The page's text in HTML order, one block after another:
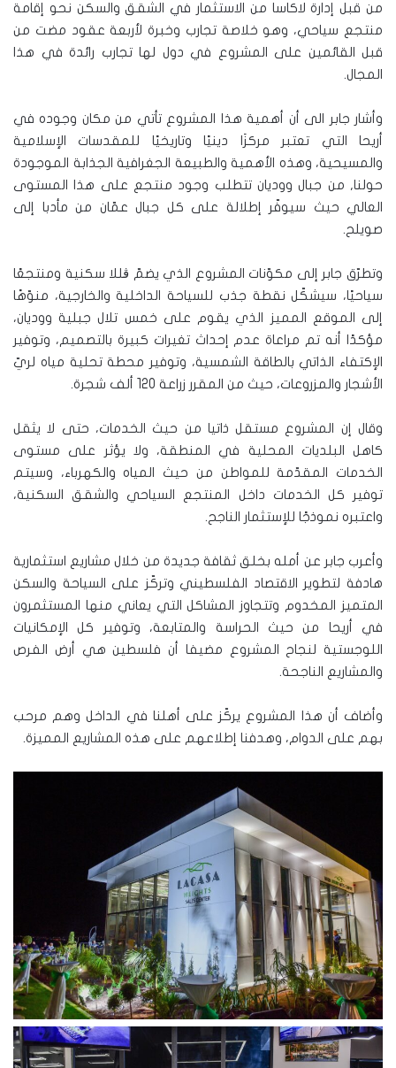
من قبل إدارة لاكاسا من الاستثمار في الشقق والسكن نحو إقامة
منتجع سياحي، وهو خلاصة تجارب وخبرة لأربعة عقود مضت من
قبل القائمين على المشروع في دول لها تجارب رائدة في هذا
المجال.
وأشار جابر الى أن أهمية هذا المشروع تأتي من مكان وجوده في
أريحا التي تعتبر مركزَا دينيًا وتاريخيًا للمقدسات الإسلامية
والمسيحية، وهذه الأهمية والطبيعة الجغرافية الجذابة الموجودة
حولنا, من جبال ووديان تتطلب وجود منتجع على هذا المستوى
العالي حيث سيوفّر إطلالة على كل جبال عمّان من مأدبا إلى
صويلح.
وتطرّق جابر إلى مكوّنات المشروع الذي يضمّ ڤللا سكنية ومنتجعًا
سياحيًا، سيشكّل نقطة جذب للسياحة الداخلية والخارجية، منوّهًا
إلى الموقع المميز الذي يقوم على خمس تلال جبلية ووديان،
مؤكدًا أنه تم مراعاة عدم إحداث تغيرات كبيرة بالتصميم، وتوفير
الإكتفاء الذاتي بالطاقة الشمسية، وتوفير محطة تحلية مياه لريّ
الأشجار والمزروعات، حيث من المقرر زراعة 120 ألف شجرة.
وقال إن المشروع مستقل ذاتيا من حيث الخدمات، حتى لا يثقل
كاهل البلديات المحلية في المنطقة، ولا يؤثر على مستوى
الخدمات المقدّمة للمواطن من حيث المياه والكهرباء، وسيتم
توفير كل الخدمات داخل المنتجع السياحي والشقق السكنية،
واعتبره نموذجًا للإستثمار الناجح.
وأعرب جابر عن أمله بخلق ثقافة جديدة من خلال مشاريع استثمارية
هادفة لتطوير الاقتصاد الفلسطيني وتركّز على السياحة والسكن
المتميز المخدوم وتتجاوز المشاكل التي يعاني منها المستثمرون
في أريحا من حيث الحراسة والمتابعة، وتوفير كل الإمكانيات
اللوجستية لنجاح المشروع مضيفا أن فلسطين هي أرض الفرص
والمشاريع الناجحة.
وأضاف أن هذا المشروع يركّز على أهلنا في الداخل وهم مرحب
بهم على الدوام، وهدفنا إطلاعهم على هذه المشاريع المميزة.